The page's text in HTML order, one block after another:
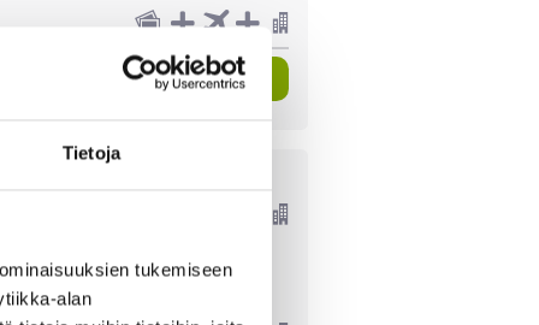
Tietoja
tukemiseen
alan
Katso paketteja
P.P. ALKAEN
687 €